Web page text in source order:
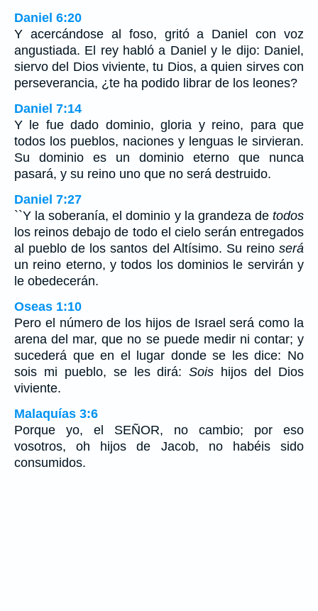
Daniel 6:20
Y acercándose al foso, gritó a Daniel con voz
angustiada. El rey habló a Daniel y le dijo: Daniel,
siervo del Dios viviente, tu Dios, a quien sirves con
perseverancia, ¿te ha podido librar de los leones?
Daniel 7:14
Y le fue dado dominio, gloria y reino, para que
todos los pueblos, naciones y lenguas le sirvieran.
Su dominio es un dominio eterno que nunca
pasará, y su reino uno que no será destruido.
Daniel 7:27
``Y la soberanía, el dominio y la grandeza de todos
los reinos debajo de todo el cielo serán entregados
al pueblo de los santos del Altísimo. Su reino será
un reino eterno, y todos los dominios le servirán y
le obedecerán.
Oseas 1:10
Pero el número de los hijos de Israel será como la
arena del mar, que no se puede medir ni contar; y
sucederá que en el lugar donde se les dice: No
sois mi pueblo, se les dirá:Sois hijos del Dios
viviente.
Malaquías 3:6
Porque yo, el SEÑOR, no cambio; por eso
vosotros, oh hijos de Jacob, no habéis sido
consumidos.